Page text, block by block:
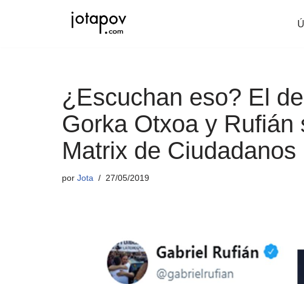
¿Escuchan eso? El
Gorka Otxoa y Rufián
Matrix de Ciudadanos
por Jota 27/05/2019